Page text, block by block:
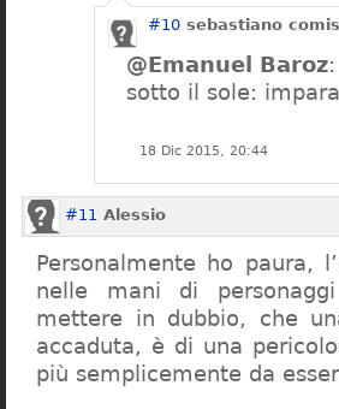
#10 sebastiano comis
@Emanuel Baroz:
sotto il sole:
18 Dic 2015, 20:44
#11 Alessio
Personalmente ho paura,
nelle mani di
mettere in dubbio, che
accaduta, è di una
più semplicemente da